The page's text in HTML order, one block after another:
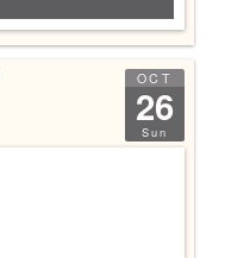
OCT
26
Sun